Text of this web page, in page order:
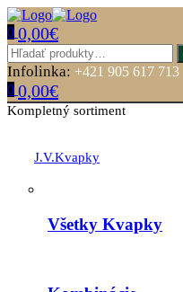
0 0,00€
Menu
Hľadať:
Infolinka: +421 905 617 713
0 0,00€
Kompletný sortiment
J.V.Kvapky
Všetky Kvapky